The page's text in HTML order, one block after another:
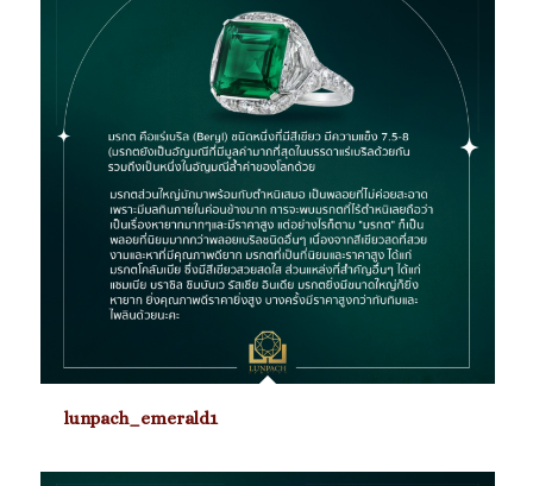
lunpach_emerald1